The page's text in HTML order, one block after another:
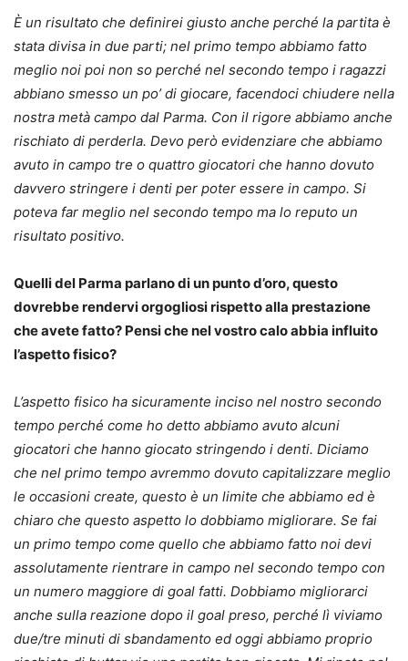
È un risultato che definirei giusto anche perché la partita è
stata divisa in due parti; nel primo tempo abbiamo fatto
meglio noi poi non so perché nel secondo tempo i ragazzi
abbiano smesso un po’ di giocare, facendoci chiudere nella
nostra metà campo dal Parma. Con il rigore abbiamo anche
rischiato di perderla. Devo però evidenziare che abbiamo
avuto in campo tre o quattro giocatori che hanno dovuto
davvero stringere i denti per poter essere in campo. Si
poteva far meglio nel secondo tempo ma lo reputo un
risultato positivo.
Quelli del Parma parlano di un punto d’oro, questo
dovrebbe rendervi orgogliosi rispetto alla prestazione
che avete fatto? Pensi che nel vostro calo abbia influito
l’aspetto fisico?
L’aspetto fisico ha sicuramente inciso nel nostro secondo
tempo perché come ho detto abbiamo avuto alcuni
giocatori che hanno giocato stringendo i denti. Diciamo
che nel primo tempo avremmo dovuto capitalizzare meglio
le occasioni create, questo è un limite che abbiamo ed è
chiaro che questo aspetto lo dobbiamo migliorare. Se fai
un primo tempo come quello che abbiamo fatto noi devi
assolutamente rientrare in campo nel secondo tempo con
un numero maggiore di goal fatti. Dobbiamo migliorarci
anche sulla reazione dopo il goal preso, perché lì viviamo
due/tre minuti di sbandamento ed oggi abbiamo proprio